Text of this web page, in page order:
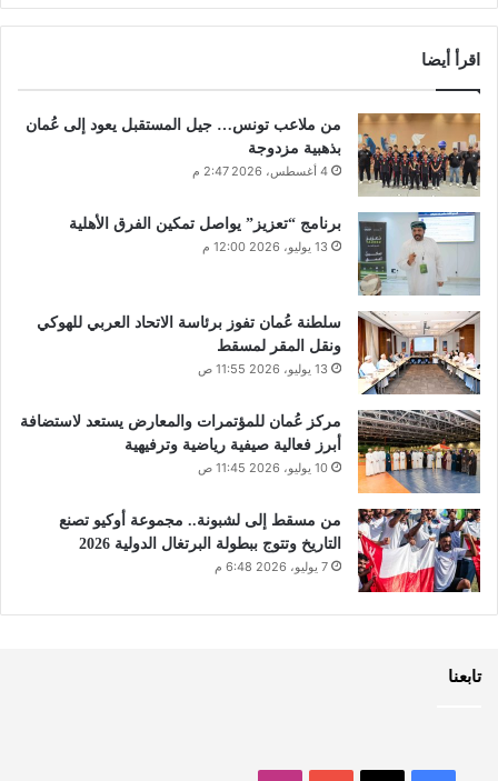
اقرأ أيضا
من ملاعب تونس… جيل المستقبل يعود إلى عُمان
بذهبية مزدوجة
4 أغسطس، 2026 2:47 م
برنامج “تعزيز” يواصل تمكين الفرق الأهلية
13 يوليو، 2026 12:00 م
سلطنة عُمان تفوز برئاسة الاتحاد العربي للهوكي
ونقل المقر لمسقط
13 يوليو، 2026 11:55 ص
مركز عُمان للمؤتمرات والمعارض يستعد لاستضافة
أبرز فعالية صيفية رياضية وترفيهية
10 يوليو، 2026 11:45 ص
من مسقط إلى لشبونة.. مجموعة أوكيو تصنع
التاريخ وتتوج ببطولة البرتغال الدولية 2026
7 يوليو، 2026 6:48 م
تابعنا